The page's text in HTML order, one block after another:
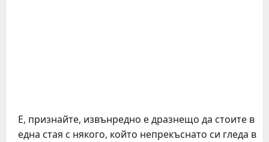
Е, признайте, извънредно е дразнещо да стоите в
една стая с някого, който непрекъснато си гледа в